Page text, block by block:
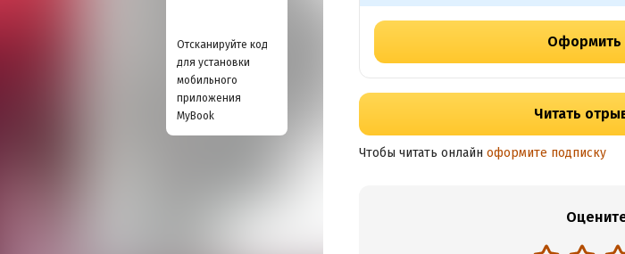
Отсканируйте код
для установки
мобильного
приложения
MyBook
Оформить
Читать
Чтобы читать онлайн оформите подписку